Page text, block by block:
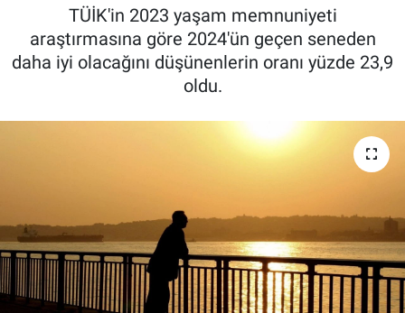
TÜİK'in 2023 yaşam memnuniyeti
araştırmasına göre 2024'ün geçen seneden
daha iyi olacağını düşünenlerin oranı yüzde 23,9
oldu.